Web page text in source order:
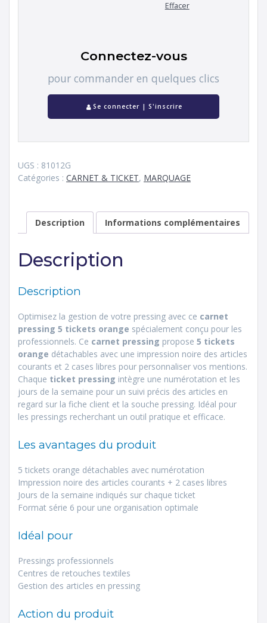
Effacer
Connectez-vous
pour commander en quelques clics
Se connecter | S'inscrire
UGS : 81012G
Catégories : CARNET & TICKET, MARQUAGE
Description Informations complémentaires
Description
Description
Optimisez la gestion de votre pressing avec ce carnet
pressing 5 tickets orange spécialement conçu pour les
professionnels. Ce carnet pressing propose 5 tickets
orange détachables avec une impression noire des articles
courants et 2 cases libres pour personnaliser vos mentions.
Chaque ticket pressing intègre une numérotation et les
jours de la semaine pour un suivi précis des articles en
regard sur la fiche client et la souche pressing. Idéal pour
les pressings recherchant un outil pratique et efficace.
Les avantages du produit
5 tickets orange détachables avec numérotation
Impression noire des articles courants + 2 cases libres
Jours de la semaine indiqués sur chaque ticket
Format série 6 pour une organisation optimale
Idéal pour
Pressings professionnels
Centres de retouches textiles
Gestion des articles en pressing
Action du produit